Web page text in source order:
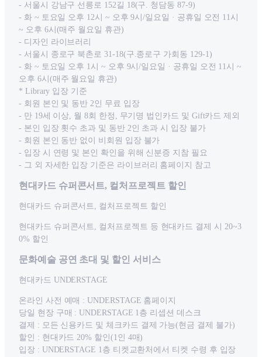
- 서울시 강남구 선릉로 152길 18(구. 청담동 87-9)
- 화 ~ 토요일 오후 12시 ~ 오후 9시/일요일 · 공휴일 오전 11시
~ 오후 6시(매주 월요일 휴관)
- 디자인 라이브러리
- 서울시 종로구 북촌로 31-18(구.종로구 가회동 129-1)
- 화 ~ 토요일 오후 1시 ~ 오후 9시/일요일 · 공휴일 오전 11시 ~
오후 6시(매주 월요일 휴관)
* Library 입장 기준
- 회원 본인 및 동반 2인 무료 입장
- 만 19세 이상, 월 8회 한정, 무기명 법인카드 및 Gift카드 제외
- 본인 입장 횟수 초과 및 동반 2인 초과 시 입장 불가
- 회원 본인 동반 없이 비회원 입장 불가
- 입장 시 연령 및 본인 확인을 위해 신분증 지참 필요
- 그 외 자세한 입장 기준은 라이브러리 홈페이지 참고
현대카드 슈퍼콘서트, 컬처프로젝트 할인
현대카드 슈퍼콘서트, 컬처프로젝트 할인
현대카드 슈퍼콘서트, 컬처프로젝트 등 현대카드 결제 시 20~3
0% 할인
문화예술 공연 초대 및 할인 서비스
현대카드 UNDERSTAGE
온라인 사전 예매 : UNDERSTAGE 홈페이지
당일 현장 구매 : UNDERSTAGE 1층 리셉션 데스크
결제 : 모든 신용카드 및 체크카드 결제 가능(현금 결제 불가)
할인 : 현대카드 20% 할인(1인 4매)
입장 : UNDERSTAGE 1층 티켓교환처에서 티켓 수령 후 입장